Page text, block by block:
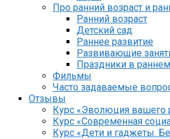
Про ранний возраст и
Ранний возраст
Детский сад
Раннее развитие
Развивающие
Праздники в
Фильмы
Часто задаваемые
Отзывы
Курс «Эволюция вашего
Курс «Современная
Курс «Дети и гаджеты.